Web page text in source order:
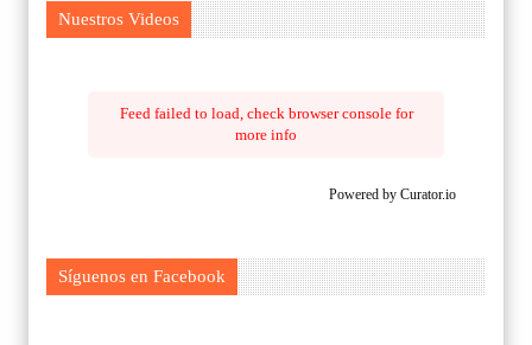
Nuestros Videos
Feed failed to load, check browser console for
more info
Powered by Curator.io
Síguenos en Facebook